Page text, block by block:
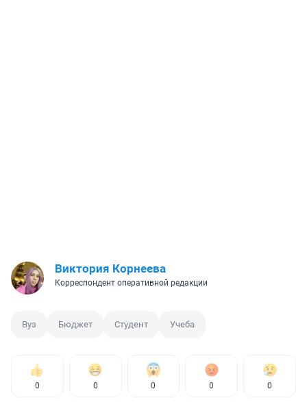
Виктория Корнеева
Корреспондент оперативной редакции
Вуз Бюджет Студент Учеба
0 0 0 0 0